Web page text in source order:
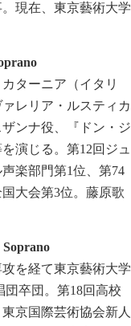
現在、東京藝術大学
ターニア（イタリ
レリア・ルスティカ
ンナ役、『ドン・ジ
演じる。第12回ジュ
楽部門第1位、第74
大会第3位。藤原歌
を経て東京藝術大学
卒団。第18回高校
京国際芸術協会新人